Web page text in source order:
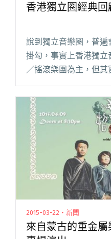
香港獨立圈經典
說到獨立音樂圈，普遍
掛勾，事實上香港獨
／搖滾樂團為主，但
某種曲風，就算是樂
典電音組合「達明一
子音樂的不少，但多
經典回顧：PixelToy"
2015-03-22・新聞
來自蒙古的重金